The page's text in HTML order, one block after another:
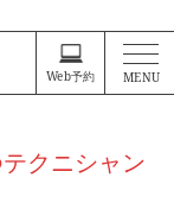
Web予約 MENU
クニシャン